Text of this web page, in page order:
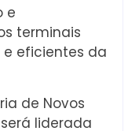
e
terminais
eficientes da
de Novos
liderada